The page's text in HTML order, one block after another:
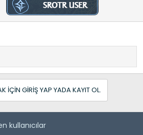
IÇIN GIRIŞ YAP YADA KAYIT OL.
kullanıcılar